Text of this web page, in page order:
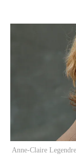
Anne-Claire